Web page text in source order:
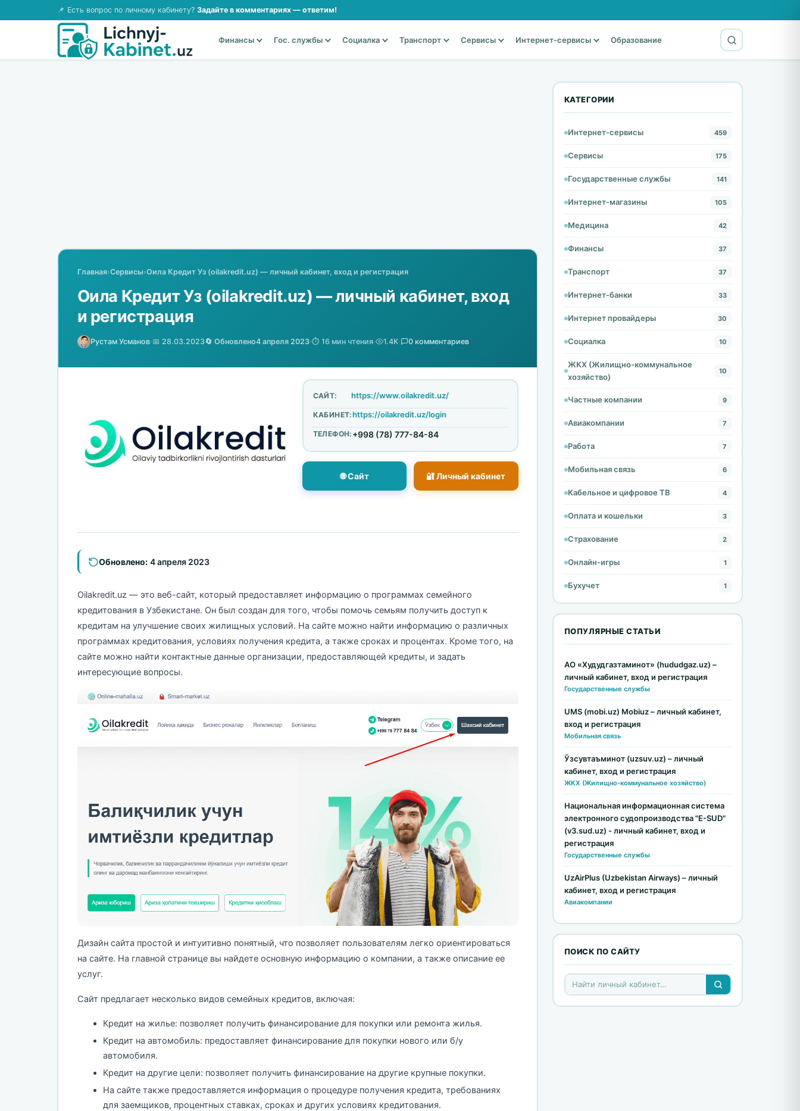
📌 Есть вопрос по личному кабинету? Задайте в комментариях — ответим!
Финансы Гос. службы Социалка Транспорт Сервисы Интернет-сервисы Образование
Главная›Сервисы›Оила Кредит Уз (oilakredit.uz) — личный кабинет, вход и регистрация
Оила Кредит Уз (oilakredit.uz) — личный кабинет, вход
и регистрация
Рустам Усманов·📅 28.03.2023🔄 Обновлено4 апреля 2023·⏱️ 16 мин чтения· 1.4K· 0 комментариев
САЙТ: https://www.oilakredit.uz/
КАБИНЕТ:https://oilakredit.uz/login
ТЕЛЕФОН: +998 (78) 777-84-84
🌐 Сайт 🔐 Личный кабинет
Обновлено: 4 апреля 2023
Oilakredit.uz — это веб-сайт, который предоставляет информацию о программах семейного
кредитования в Узбекистане. Он был создан для того, чтобы помочь семьям получить доступ к
кредитам на улучшение своих жилищных условий. На сайте можно найти информацию о различных
программах кредитования, условиях получения кредита, а также сроках и процентах. Кроме того, на
сайте можно найти контактные данные организации, предоставляющей кредиты, и задать
интересующие вопросы.
Дизайн сайта простой и интуитивно понятный, что позволяет пользователям легко ориентироваться
на сайте. На главной странице вы найдете основную информацию о компании, а также описание ее
услуг.
Сайт предлагает несколько видов семейных кредитов, включая:
Кредит на жилье: позволяет получить финансирование для покупки или ремонта жилья.
Кредит на автомобиль: предоставляет финансирование для покупки нового или б/у
автомобиля.
Кредит на другие цели: позволяет получить финансирование на другие крупные покупки.
На сайте также предоставляется информация о процедуре получения кредита, требованиях
для заемщиков, процентных ставках, сроках и других условиях кредитования.
КАТЕГОРИИ
Интернет-сервисы 459
Сервисы 175
Государственные службы 141
Интернет-магазины 105
Медицина 42
Финансы 37
Транспорт 37
Интернет-банки 33
Интернет провайдеры 30
Социалка 10
ЖКХ (Жилищно-коммунальное
хозяйство)
10
Частные компании 9
Авиакомпании 7
Работа 7
Мобильная связь 6
Кабельное и цифровое ТВ 4
Оплата и кошельки 3
Страхование 2
Онлайн-игры 1
Бухучет 1
ПОПУЛЯРНЫЕ СТАТЬИ
АО «Худудгазтаминот» (hududgaz.uz) –
личный кабинет, вход и регистрация
Государственные службы
UMS (mobi.uz) Mobiuz – личный кабинет,
вход и регистрация
Мобильная связь
Ўзсувтаъминот (uzsuv.uz) – личный
кабинет, вход и регистрация
ЖКХ (Жилищно-коммунальное хозяйство)
Национальная информационная система
электронного судопроизводства "E-SUD"
(v3.sud.uz) - личный кабинет, вход и
регистрация
Государственные службы
UzAirPlus (Uzbekistan Airways) – личный
кабинет, вход и регистрация
Авиакомпании
ПОИСК ПО САЙТУ